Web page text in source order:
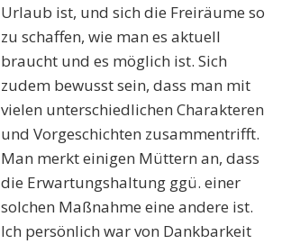
Urlaub ist, und sich die Freiräume so
zu schaffen, wie man es aktuell
braucht und es möglich ist. Sich
zudem bewusst sein, dass man mit
vielen unterschiedlichen Charakteren
und Vorgeschichten zusammentrifft.
Man merkt einigen Müttern an, dass
die Erwartungshaltung ggü. einer
solchen Maßnahme eine andere ist.
Ich persönlich war von Dankbarkeit